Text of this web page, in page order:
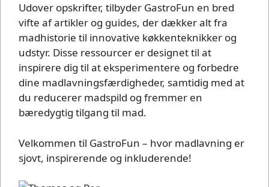
Udover opskrifter, tilbyder GastroFun en bred
vifte af artikler og guides, der dækker alt fra
madhistorie til innovative køkkenteknikker og
udstyr. Disse ressourcer er designet til at
inspirere dig til at eksperimentere og forbedre
dine madlavningsfærdigheder, samtidig med at
du reducerer madspild og fremmer en
bæredygtig tilgang til mad.
Velkommen til GastroFun – hvor madlavning er
sjovt, inspirerende og inkluderende!